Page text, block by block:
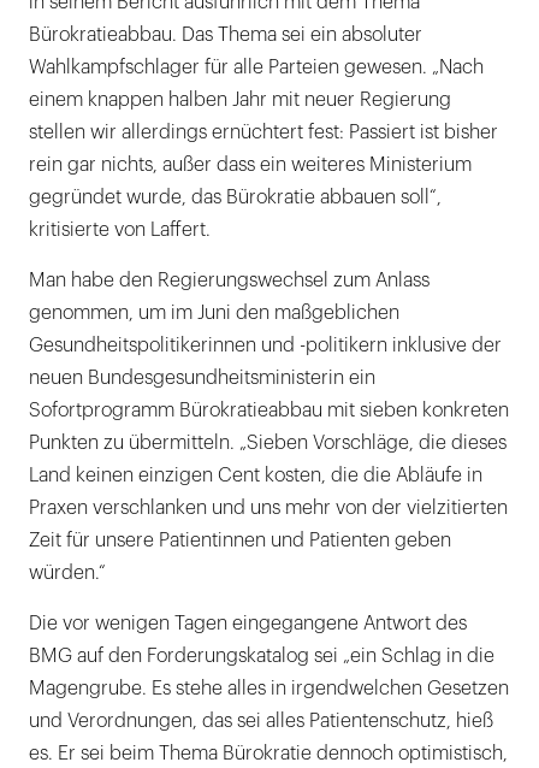
Bürokratieabbau. Das Thema sei ein absoluter
Wahlkampfschlager für alle Parteien gewesen. „Nach
einem knappen halben Jahr mit neuer Regierung
stellen wir allerdings ernüchtert fest: Passiert ist bisher
rein gar nichts, außer dass ein weiteres Ministerium
gegründet wurde, das Bürokratie abbauen soll“,
kritisierte von Laffert.
Man habe den Regierungswechsel zum Anlass
genommen, um im Juni den maßgeblichen
Gesundheitspolitikerinnen und -politikern inklusive der
neuen Bundesgesundheitsministerin ein
Sofortprogramm Bürokratieabbau mit sieben konkreten
Punkten zu übermitteln. „Sieben Vorschläge, die dieses
Land keinen einzigen Cent kosten, die die Abläufe in
Praxen verschlanken und uns mehr von der vielzitierten
Zeit für unsere Patientinnen und Patienten geben
würden.“
Die vor wenigen Tagen eingegangene Antwort des
BMG auf den Forderungskatalog sei „ein Schlag in die
Magengrube. Es stehe alles in irgendwelchen Gesetzen
und Verordnungen, das sei alles Patientenschutz, hieß
es. Er sei beim Thema Bürokratie dennoch optimistisch,